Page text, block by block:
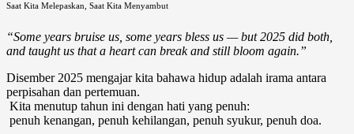
Saat Kita Melepaskan, Saat Kita Menyambut
“Some years bruise us, some years bless us — but 2025 did both,
and taught us that a heart can break and still bloom again.”
Disember 2025 mengajar kita bahawa hidup adalah irama antara
perpisahan dan pertemuan.
Kita menutup tahun ini dengan hati yang penuh:
penuh kenangan, penuh kehilangan, penuh syukur, penuh doa.